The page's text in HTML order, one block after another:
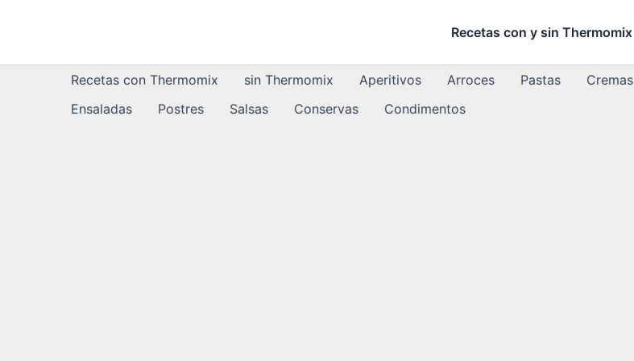
Recetas con y sin Thermomix
Recetas con Thermomix sin Thermomix Aperitivos Arroces Pastas Cremas
Ensaladas
Postres Salsas Conservas Condimentos